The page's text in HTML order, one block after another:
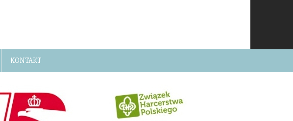
KONTAKT